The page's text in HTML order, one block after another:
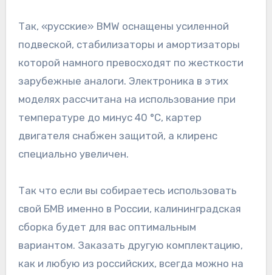
Так, «русские» BMW оснащены усиленной
подвеской, стабилизаторы и амортизаторы
которой намного превосходят по жесткости
зарубежные аналоги. Электроника в этих
моделях рассчитана на использование при
температуре до минус 40 °C, картер
двигателя снабжен защитой, а клиренс
специально увеличен.
Так что если вы собираетесь использовать
свой БМВ именно в России, калининградская
сборка будет для вас оптимальным
вариантом. Заказать другую комплектацию,
как и любую из российских, всегда можно на